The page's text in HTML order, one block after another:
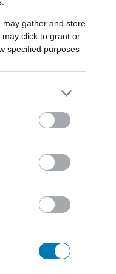
may gather and store
click to grant or
specified purposes
PCW HÍREK